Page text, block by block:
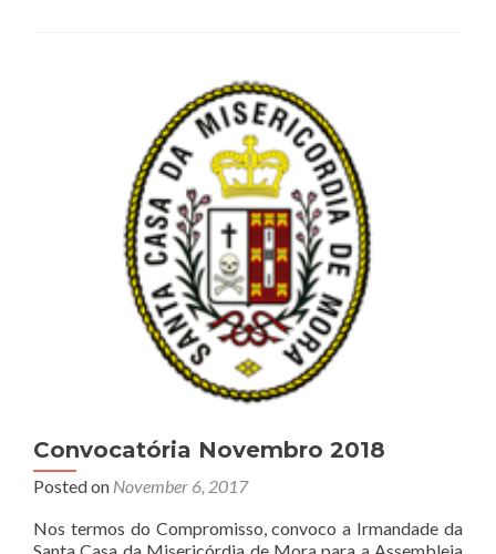
Convocatória Novembro 2018
Posted on November 6, 2017
Nos termos do Compromisso, convoco a Irmandade da